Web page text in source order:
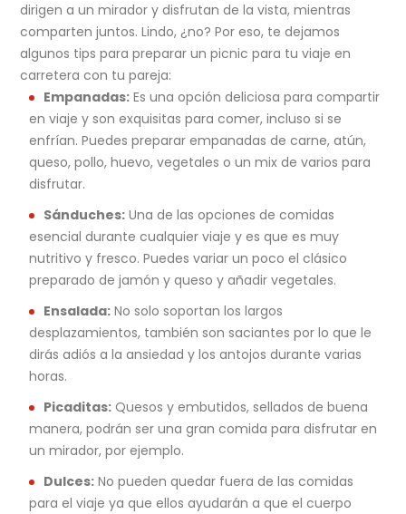
dirigen a un mirador y disfrutan de la vista, mientras
comparten juntos. Lindo, ¿no? Por eso, te dejamos
algunos tips para preparar un picnic para tu viaje en
carretera con tu pareja:
Empanadas: Es una opción deliciosa para compartir
en viaje y son exquisitas para comer, incluso si se
enfrían. Puedes preparar empanadas de carne, atún,
queso, pollo, huevo, vegetales o un mix de varios para
disfrutar.
Sánduches: Una de las opciones de comidas
esencial durante cualquier viaje y es que es muy
nutritivo y fresco. Puedes variar un poco el clásico
preparado de jamón y queso y añadir vegetales.
Ensalada: No solo soportan los largos
desplazamientos, también son saciantes por lo que le
dirás adiós a la ansiedad y los antojos durante varias
horas.
Picaditas: Quesos y embutidos, sellados de buena
manera, podrán ser una gran comida para disfrutar en
un mirador, por ejemplo.
Dulces: No pueden quedar fuera de las comidas
para el viaje ya que ellos ayudarán a que el cuerpo